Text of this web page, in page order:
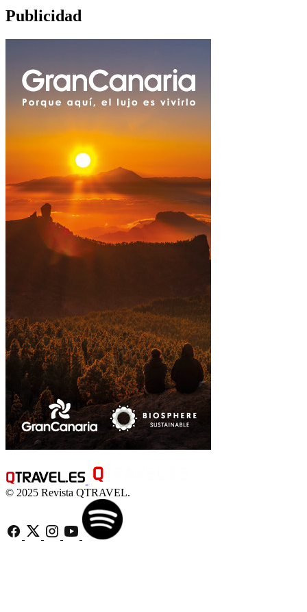
Publicidad
© 2025 Revista QTRAVEL.